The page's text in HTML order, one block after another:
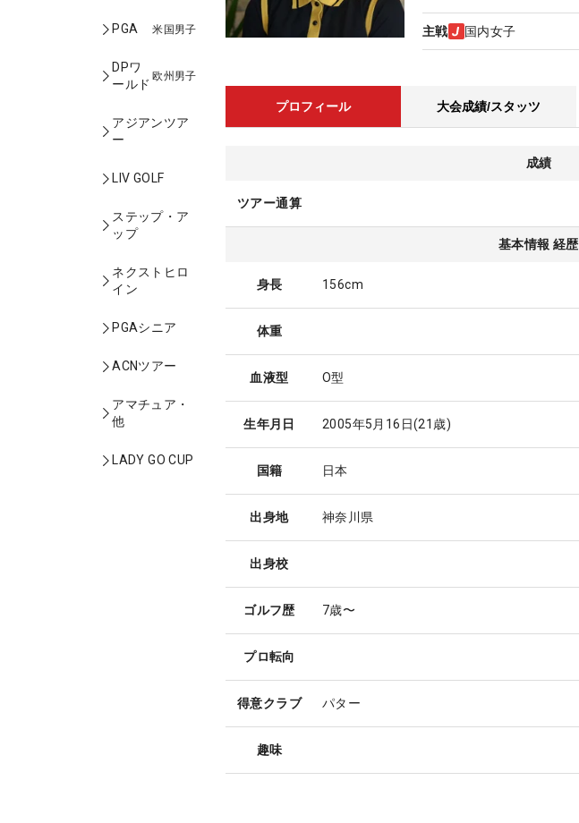
PGA 米国男子
DPワ
ールド
欧州男子
アジアンツア
ー
LIV GOLF
ステップ・ア
ップ
ネクストヒロ
イン
PGAシニア
ACNツアー
アマチュア・
他
LADY GO CUP
主戦 国内女子
プロフィール 大会成績/スタッツ
成績
ツアー通算
基本情報 経歴
身長 156cm
体重
血液型 O型
生年月日 2005年5月16日(21歳)
国籍 日本
出身地 神奈川県
出身校
ゴルフ歴 7歳〜
プロ転向
得意クラブ パター
趣味